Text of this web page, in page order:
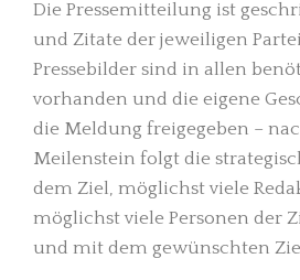
Die Pressemitteilung ist
und Zitate der jeweiligen
Pressebilder sind in allen
vorhanden und die eigene
die Meldung freigegeben –
Meilenstein folgt die
dem Ziel, möglichst viele
möglichst viele Personen der
und mit dem gewünschten